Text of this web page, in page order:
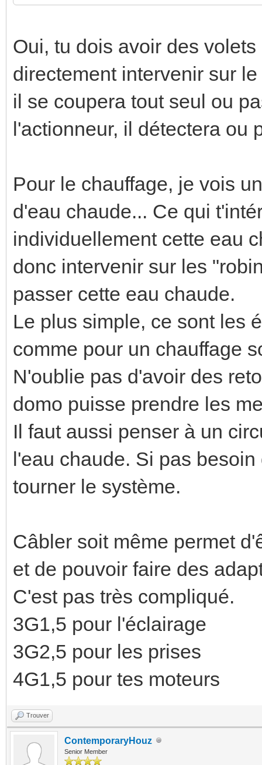
Oui, tu dois avoir des
directement intervenir sur
il se coupera tout seul ou
l'actionneur, il détectera ou
Pour le chauffage, je vois
d'eau chaude... Ce qui
individuellement cette eau
donc intervenir sur les
passer cette eau chaude.
Le plus simple, ce sont les
comme pour un chauffage
N'oublie pas d'avoir des
domo puisse prendre les
Il faut aussi penser à un
l'eau chaude. Si pas
tourner le système.
Câbler soit même permet
et de pouvoir faire des
C'est pas très compliqué.
3G1,5 pour l'éclairage
3G2,5 pour les prises
4G1,5 pour tes moteurs
Trouver
ContemporaryHouz
Senior Member